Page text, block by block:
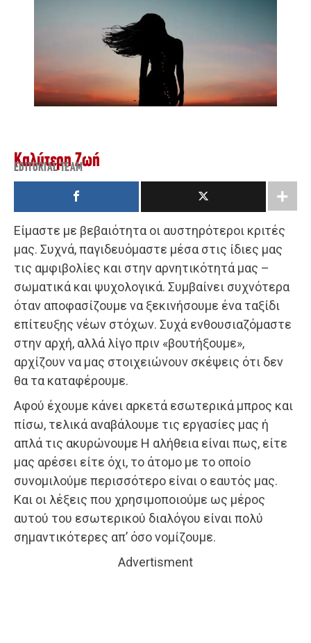
Καλύτερη Ζωή
EDITORIAL TEAM
Είμαστε με βεβαιότητα οι αυστηρότεροι κριτές
μας. Συχνά, παγιδευόμαστε μέσα στις ίδιες μας
τις αμφιβολίες και στην αρνητικότητά μας –
σωματικά και ψυχολογικά. Συμβαίνει συχνότερα
όταν αποφασίζουμε να ξεκινήσουμε ένα ταξίδι
επίτευξης νέων στόχων. Συχά ενθουσιαζόμαστε
στην αρχή, αλλά λίγο πριν «βουτήξουμε»,
αρχίζουν να μας στοιχειώνουν σκέψεις ότι δεν
θα τα καταφέρουμε.
Αφού έχουμε κάνει αρκετά εσωτερικά μπρος και
πίσω, τελικά αναβάλουμε τις εργασίες μας ή
απλά τις ακυρώνουμε Η αλήθεια είναι πως, είτε
μας αρέσει είτε όχι, το άτομο με το οποίο
συνομιλούμε περισσότερο είναι ο εαυτός μας.
Και οι λέξεις που χρησιμοποιούμε ως μέρος
αυτού του εσωτερικού διαλόγου είναι πολύ
σημαντικότερες απ’ όσο νομίζουμε.
Advertisment